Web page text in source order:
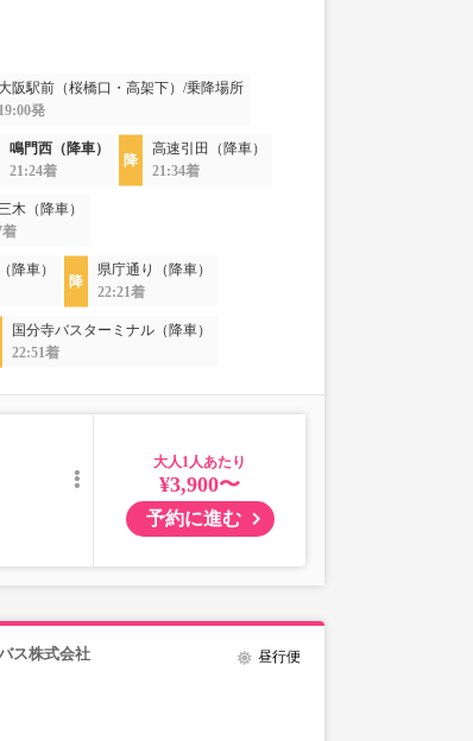
大阪駅前（桜橋口・高架下）/乗降場所
19:00発
鳴門西（降車）
21:24着
高速引田（降車）
21:34着
木（降車）
着
降車）
県庁通り（降車）
22:21着
国分寺バスターミナル（降車）
22:51着
大人
¥3,900〜
予約に進む
ス株式会社 昼行便